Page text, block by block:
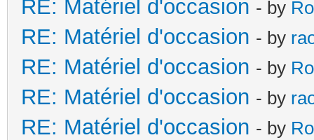
RE: Matériel d'occasion - by
RE: Matériel d'occasion - by
RE: Matériel d'occasion - by
RE: Matériel d'occasion - by
RE: Matériel d'occasion - by